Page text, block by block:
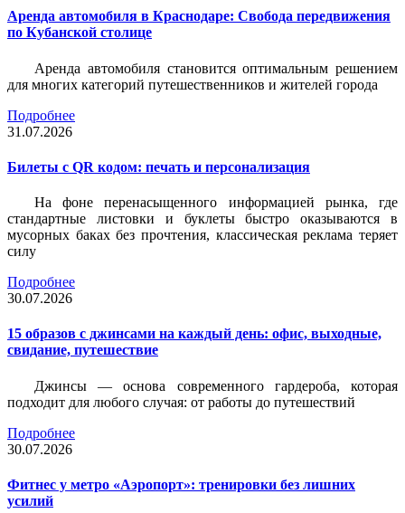
Аренда автомобиля в Краснодаре: Свобода передвижения
по Кубанской столице
Аренда автомобиля становится оптимальным решением
для многих категорий путешественников и жителей города
Подробнее
31.07.2026
Билеты c QR кодом: печать и персонализация
На фоне перенасыщенного информацией рынка, где
стандартные листовки и буклеты быстро оказываются в
мусорных баках без прочтения, классическая реклама теряет
силу
Подробнее
30.07.2026
15 образов с джинсами на каждый день: офис, выходные,
свидание, путешествие
Джинсы — основа современного гардероба, которая
подходит для любого случая: от работы до путешествий
Подробнее
30.07.2026
Фитнес у метро «Аэропорт»: тренировки без лишних
усилий